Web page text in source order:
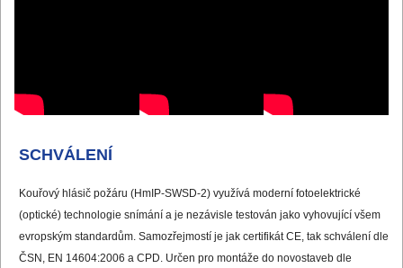
SCHVÁLENÍ
Kouřový hlásič požáru (HmIP-SWSD-2) využívá moderní fotoelektrické
(optické) technologie snímání a je nezávisle testován jako vyhovující všem
evropským standardům. Samozřejmostí je jak certifikát CE, tak schválení dle
ČSN, EN 14604:2006 a CPD. Určen pro montáže do novostaveb dle